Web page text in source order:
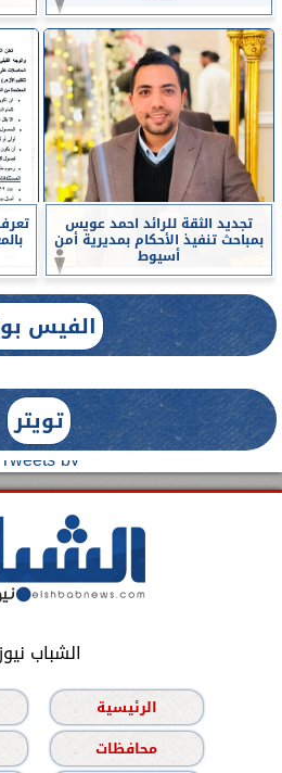
تجديد الثقة للرائد احمد عويس
بمباحث تنفيذ الأحكام بمديرية أمن
أسيوط
الفيس
تويتر
Tweets by
الشباب
الرئيسية
محافظات